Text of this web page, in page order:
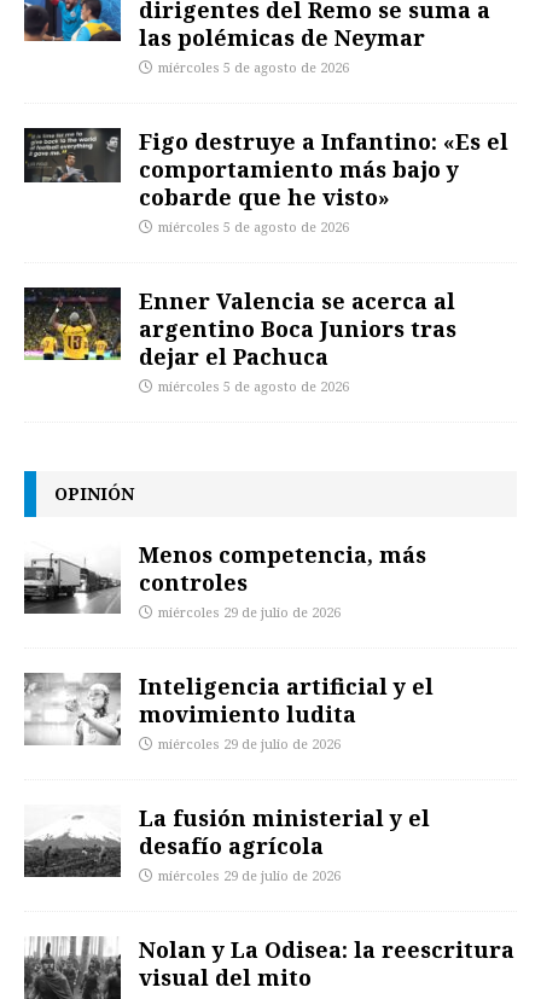
dirigentes del Remo se suma a
las polémicas de Neymar
miércoles 5 de agosto de 2026
Figo destruye a Infantino: «Es el
comportamiento más bajo y
cobarde que he visto»
miércoles 5 de agosto de 2026
Enner Valencia se acerca al
argentino Boca Juniors tras
dejar el Pachuca
miércoles 5 de agosto de 2026
OPINIÓN
Menos competencia, más
controles
miércoles 29 de julio de 2026
Inteligencia artificial y el
movimiento ludita
miércoles 29 de julio de 2026
La fusión ministerial y el
desafío agrícola
miércoles 29 de julio de 2026
Nolan y La Odisea: la reescritura
visual del mito